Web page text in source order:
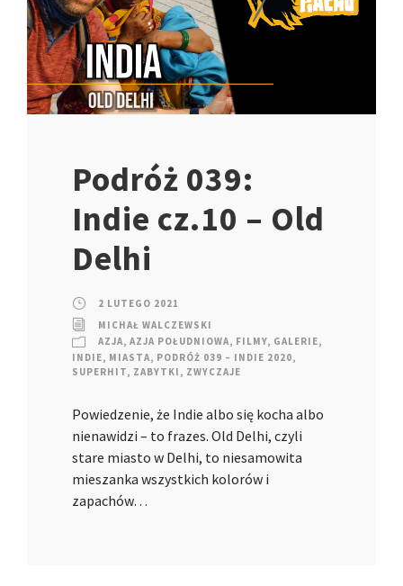
Podróż 039:
Indie cz.10 – Old
Delhi
2 LUTEGO 2021
MICHAŁ WALCZEWSKI
AZJA, AZJA POŁUDNIOWA, FILMY, GALERIE,
INDIE, MIASTA, PODRÓŻ 039 – INDIE 2020,
SUPERHIT, ZABYTKI , ZWYCZAJE
Powiedzenie, że Indie albo się kocha albo
nienawidzi – to frazes. Old Delhi, czyli
stare miasto w Delhi, to niesamowita
mieszanka wszystkich kolorów i
zapachów…